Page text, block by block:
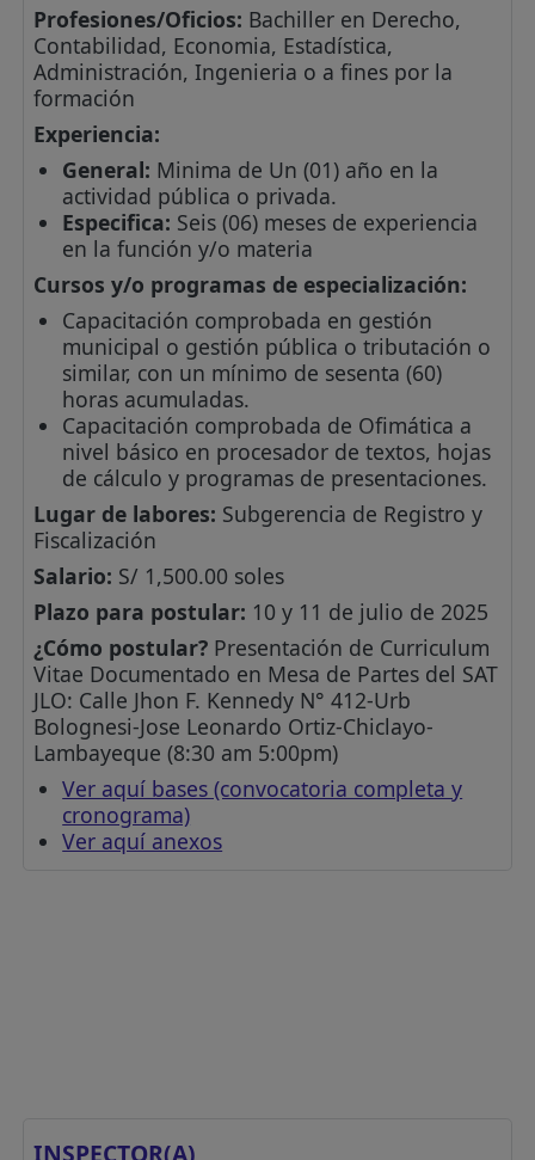
Profesiones/Oficios: Bachiller en Derecho,
Contabilidad, Economia, Estadística,
Administración, Ingenieria o a fines por la
formación
Experiencia:
General: Minima de Un (01) año en la
actividad pública o privada.
Especifica: Seis (06) meses de experiencia
en la función y/o materia
Cursos y/o programas de especialización:
Capacitación comprobada en gestión
municipal o gestión pública o tributación o
similar, con un mínimo de sesenta (60)
horas acumuladas.
Capacitación comprobada de Ofimática a
nivel básico en procesador de textos, hojas
de cálculo y programas de presentaciones.
Lugar de labores: Subgerencia de Registro y
Fiscalización
Salario: S/ 1,500.00 soles
Plazo para postular: 10 y 11 de julio de 2025
¿Cómo postular? Presentación de Curriculum
Vitae Documentado en Mesa de Partes del SAT
JLO: Calle Jhon F. Kennedy N° 412-Urb
Bolognesi-Jose Leonardo Ortiz-Chiclayo-
Lambayeque (8:30 am 5:00pm)
Ver aquí bases (convocatoria completa y
cronograma)
Ver aquí anexos
INSPECTOR(A)